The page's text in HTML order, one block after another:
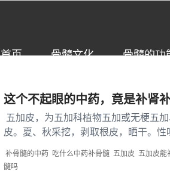
首页 骨髓文化 骨髓的功
这个不起眼的中药，竟是补肾
五加皮，为五加科植物五加或无梗五
皮。夏、秋采挖，剥取根皮，晒干。
补骨髓的中药 吃什么中药补骨髓 五加皮 五加皮能
髓吗